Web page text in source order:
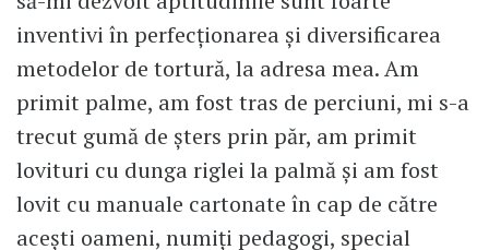
inventivi în perfecționarea și diversificarea
metodelor de tortură, la adresa mea. Am
primit palme, am fost tras de perciuni, mi s-a
trecut gumă de șters prin păr, am primit
lovituri cu dunga riglei la palmă și am fost
lovit cu manuale cartonate în cap de către
acești oameni, numiți pedagogi, special